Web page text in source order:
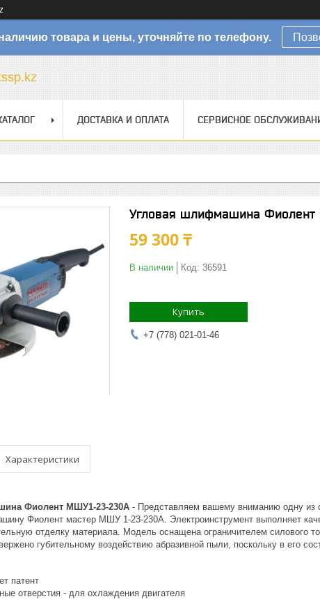
товара и цены, уточняйте по телефону.
ДОСТАВКА И ОПЛАТА СЕРВИСНОЕ
Угловая шлифмашина
59 300 ₸
В наличии Код: 36591
Купить
+7 (778) 021-01-46
Характеристики
Фиолент МШУ1-23-230A - Представляем вашему вниманию одну из
Фиолент мастер МШУ 1-23-230А. Электроинструмент выполняет
отделку материала. Модель оснащена ограничителем силового
губительному воздействию абразивной пыли, поскольку в его
патент
отверстия - для охлаждения двигателя